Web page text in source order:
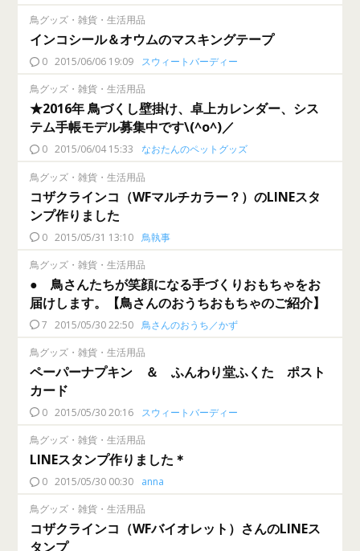
鳥グッズ・雑貨・生活用品
インコシール＆オウムのマスキングテープ
0 2015/06/06 19:09 スウィートバーディー
鳥グッズ・雑貨・生活用品
★2016年 鳥づくし壁掛け、卓上カレンダー、シス
テム手帳モデル募集中です\(^o^)／
0 2015/06/04 15:33 なおたんのペットグッズ
鳥グッズ・雑貨・生活用品
コザクラインコ（WFマルチカラー？）のLINEスタ
ンプ作りました
0 2015/05/31 13:10 鳥執事
鳥グッズ・雑貨・生活用品
● 鳥さんたちが笑顔になる手づくりおもちゃをお
届けします。【鳥さんのおうちおもちゃのご紹介】
7 2015/05/30 22:50 鳥さんのおうち／かず
鳥グッズ・雑貨・生活用品
ペーパーナプキン ＆ ふんわり堂ふくた ポスト
カード
0 2015/05/30 20:16 スウィートバーディー
鳥グッズ・雑貨・生活用品
LINEスタンプ作りました＊
0 2015/05/30 00:30 anna
鳥グッズ・雑貨・生活用品
コザクラインコ（WFバイオレット）さんのLINEス
タンプ